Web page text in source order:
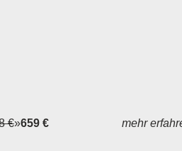
€ 659 € mehr